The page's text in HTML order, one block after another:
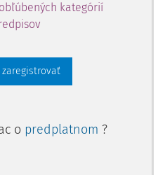
kategórií
zaregistrovať
o predplatnom ?